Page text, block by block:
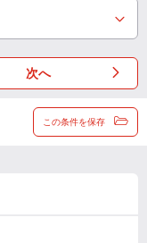
次へ
この条件を保存